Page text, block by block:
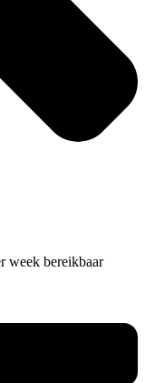
week bereikbaar